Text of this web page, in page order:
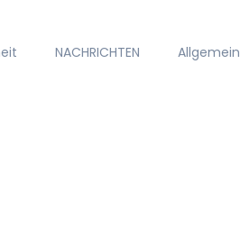
NACHRICHTEN Allgemein